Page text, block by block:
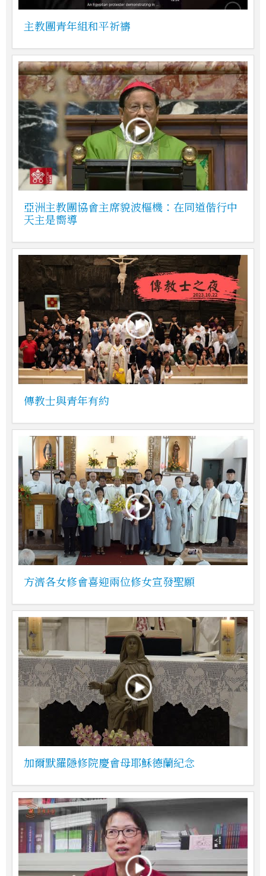
主教團青年組和平祈禱
亞洲主教團協會主席貌波樞機：在同道偕行中
天主是嚮導
傳教士與青年有約
方濟各女修會喜迎兩位修女宣發聖願
加爾默羅隱修院慶會母耶穌德蘭紀念